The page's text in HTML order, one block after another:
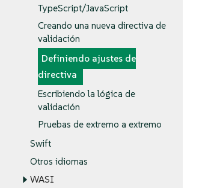
TypeScript/JavaScript
Creando una nueva directiva de
validación
Definiendo ajustes de
directiva
Escribiendo la lógica de
validación
Pruebas de extremo a extremo
Swift
Otros idiomas
WASI